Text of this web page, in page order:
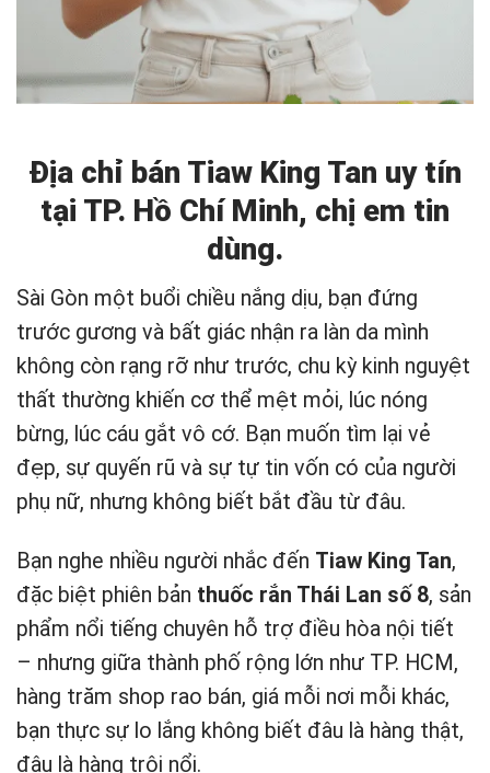
Địa chỉ bán Tiaw King Tan uy tín
tại TP. Hồ Chí Minh, chị em tin
dùng.
Sài Gòn một buổi chiều nắng dịu, bạn đứng
trước gương và bất giác nhận ra làn da mình
không còn rạng rỡ như trước, chu kỳ kinh nguyệt
thất thường khiến cơ thể mệt mỏi, lúc nóng
bừng, lúc cáu gắt vô cớ. Bạn muốn tìm lại vẻ
đẹp, sự quyến rũ và sự tự tin vốn có của người
phụ nữ, nhưng không biết bắt đầu từ đâu.
Bạn nghe nhiều người nhắc đến Tiaw King Tan,
đặc biệt phiên bản thuốc rắn Thái Lan số 8, sản
phẩm nổi tiếng chuyên hỗ trợ điều hòa nội tiết
– nhưng giữa thành phố rộng lớn như TP. HCM,
hàng trăm shop rao bán, giá mỗi nơi mỗi khác,
bạn thực sự lo lắng không biết đâu là hàng thật,
đâu là hàng trôi nổi.